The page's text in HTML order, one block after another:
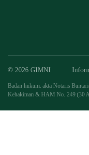
© 2026 GIMNI
Badan hukum: akta Notaris
Kehakiman & HAM No. 249 (30